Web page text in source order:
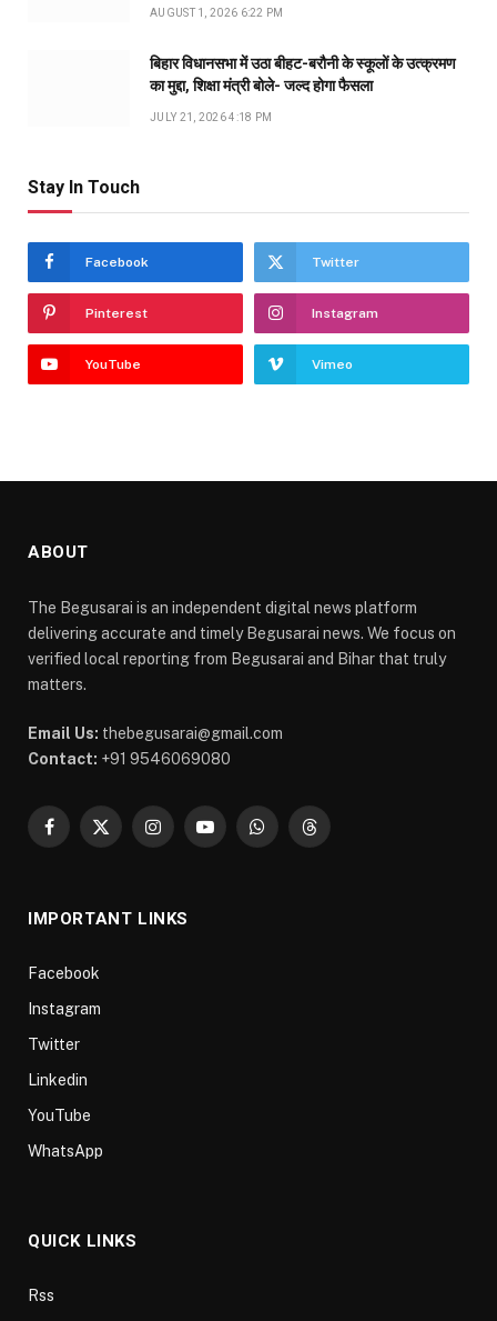
AUGUST 1, 2026 6:22 PM
बिहार विधानसभा में उठा बीहट-बरौनी के स्कूलों के उत्क्रमण
का मुद्दा, शिक्षा मंत्री बोले- जल्द होगा फैसला
JULY 21, 2026 4:18 PM
Stay In Touch
Facebook Twitter
Pinterest Instagram
YouTube Vimeo
ABOUT
The Begusarai is an independent digital news platform
delivering accurate and timely Begusarai news. We focus on
verified local reporting from Begusarai and Bihar that truly
matters.
Email Us: thebegusarai@gmail.com
Contact: +91 9546069080
Facebook
X
InstagramYouTubeWhatsAppThreads
IMPORTANT LINKS
Facebook
Instagram
Twitter
Linkedin
YouTube
WhatsApp
QUICK LINKS
Rss